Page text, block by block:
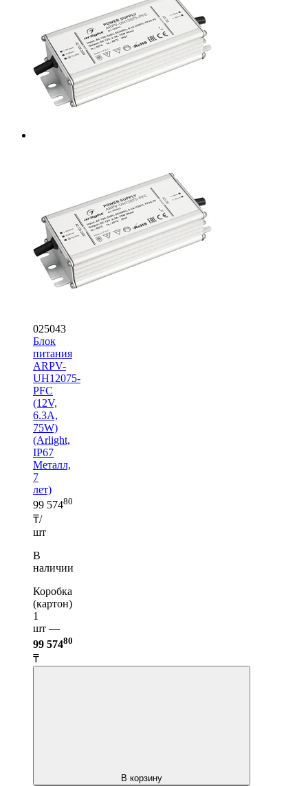
025043
Блок
питания
ARPV-
UH12075-
PFC
(12V,
6.3A,
75W)
(Arlight,
IP67
Металл,
7
лет)
99 57480
₸/
шт
В
наличии
Коробка
(картон)
1
шт —
99 57480
₸
В корзину